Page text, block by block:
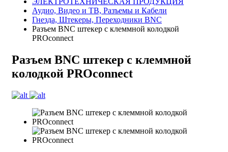
Аудио, Видео и ТВ, Разъемы и Кабели
Гнезда, Штекеры, Переходники BNC
Разъем BNC штекер с клеммной колодкой
PROconnect
Разъем BNC штекер с клеммной
колодкой PROconnect